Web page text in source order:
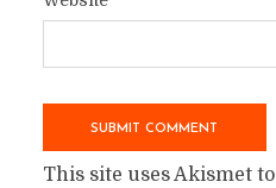
This site uses Akismet